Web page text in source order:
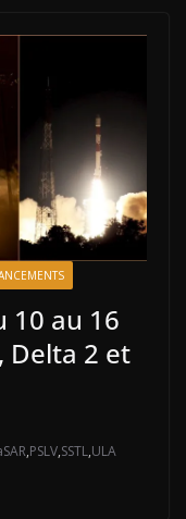
10 au 16
Delta 2 et
,PSLV,SSTL,ULA